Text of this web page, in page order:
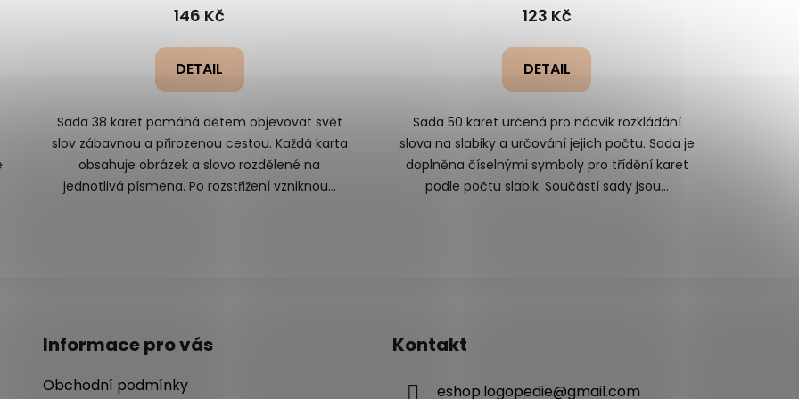
146 Kč
DETAIL
Sada 38 karet pomáhá dětem objevovat svět
slov zábavnou a přirozenou cestou. Každá karta
obsahuje obrázek a slovo rozdělené na
jednotlivá písmena. Po rozstřižení vzniknou...
123 Kč
DETAIL
Sada 50 karet určená pro nácvik rozkládání
slova na slabiky a určování jejich počtu. Sada je
doplněna číselnými symboly pro třídění karet
podle počtu slabik. Součástí sady jsou...
Informace pro vás
Obchodní podmínky
Kontakt
eshop.logopedie@gmail.com